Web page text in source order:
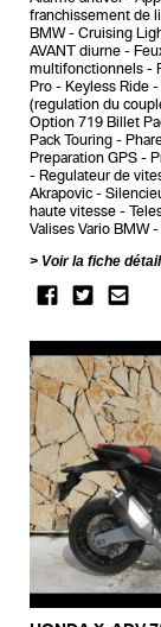
franchissement de
BMW
Cruising
AVANT diurne
multifonctionnels
Pro
Keyless Ride
(regulation du
Option 719 Billet
Pack Touring
Preparation GPS
Regulateur de
Akrapovic
haute vitesse
Valises Vario BMW
Voir la fiche